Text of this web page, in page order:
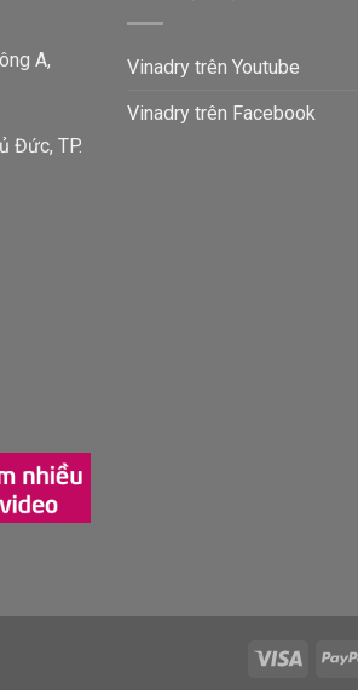
A,
Đức, TP.
Vinadry trên Youtube
Vinadry trên Facebook